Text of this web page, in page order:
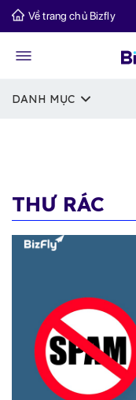
Về trang chủ Bizfly
DANH MỤC
THƯ RÁC